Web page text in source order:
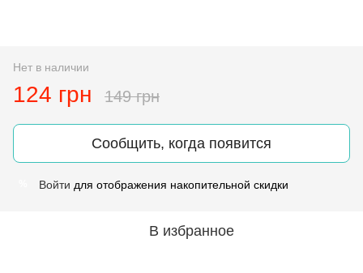
Нет в наличии
124 грн 149 грн
Сообщить, когда появится
Войти для отображения накопительной скидки
В избранное